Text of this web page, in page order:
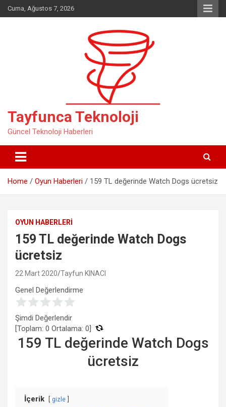
Skip
to
Cuma, Ağustos 7, 2026
Tayfunca Teknoloji
Güncel Teknoloji Haberleri
Home Oyun Haberleri 159 TL değerinde Watch Dogs ücretsiz
OYUN HABERLERI
159 TL değerinde Watch Dogs
ücretsiz
22 Mart 2020 Tayfun KINACI
Genel Değerlendirme
Şimdi Değerlendir
[Toplam: 0 Ortalama: 0]
159 TL değerinde Watch Dogs
ücretsiz
İçerik gizle